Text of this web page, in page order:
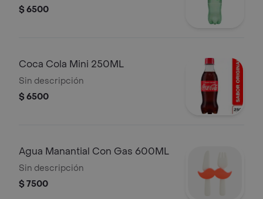
$ 6500
Coca Cola Mini 250ML
Sin descripción
$ 6500
Agua Manantial Con Gas 600ML
Sin descripción
$ 7500